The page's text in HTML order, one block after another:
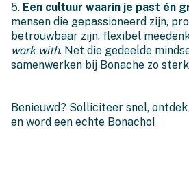
5. Een cultuur waarin je past én
mensen die gepassioneerd zijn,
betrouwbaar zijn, flexibel
work with. Net die gedeelde
samenwerken bij Bonache zo
Benieuwd? Solliciteer snel,
en word een echte Bonacho!